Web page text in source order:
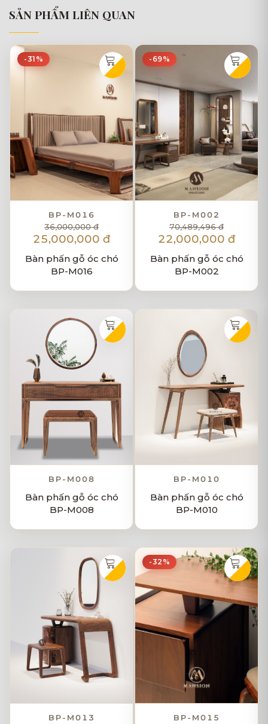
SẢN PHẨM LIÊN QUAN
-31%
BP-M016
36,000,000 đ
25,000,000 đ
Bàn phấn gỗ óc chó
BP-M016
-69%
BP-M002
70,489,496 đ
22,000,000 đ
Bàn phấn gỗ óc chó
BP-M002
BP-M008
Bàn phấn gỗ óc chó
BP-M008
BP-M010
Bàn phấn gỗ óc chó
BP-M010
BP-M013
-32%
BP-M015